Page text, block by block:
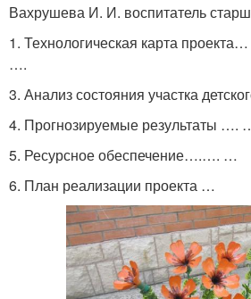
Вахрушева И. И. воспитатель
1. Технологическая карта
….
3. Анализ состояния участка
4. Прогнозируемые результаты ….
5. Ресурсное обеспечение….…. …
6. План реализации проекта …